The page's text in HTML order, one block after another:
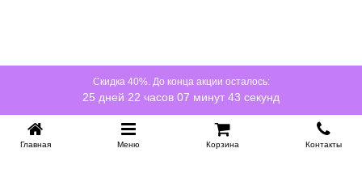
Главная Меню Корзина Контакты
Скидка 40%. До конца акции осталось:
25 дней 22 часов 07 минут 43 секунд